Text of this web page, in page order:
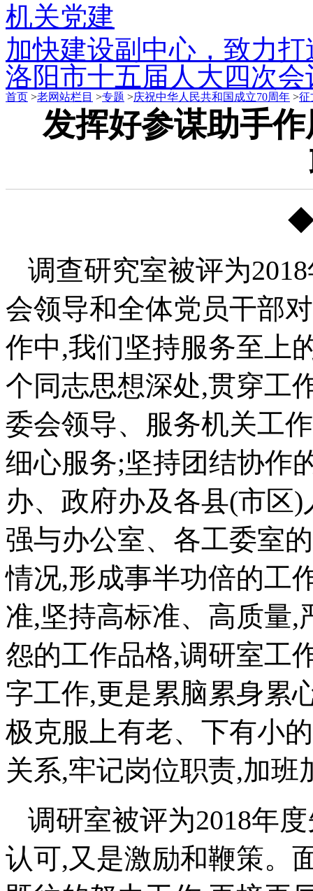
机关党建
加快建设副中心，致力
洛阳市十五届人大四次会
首页 >老网站栏目 >专题 >庆祝中华人民共和国成立70周年 >征
发挥好参谋助手
调查研究室被评为
会领导和全体党员干部
作中,我们坚持服务至上
个同志思想深处,贯穿工
委会领导、服务机关工
细心服务;坚持团结协作
办、政府办及各县(市区
强与办公室、各工委室
情况,形成事半功倍的工
准,坚持高标准、高质量,
怨的工作品格,调研室工
字工作,更是累脑累身累
极克服上有老、下有小
关系,牢记岗位职责,加班
调研室被评为2018年
认可,又是激励和鞭策。